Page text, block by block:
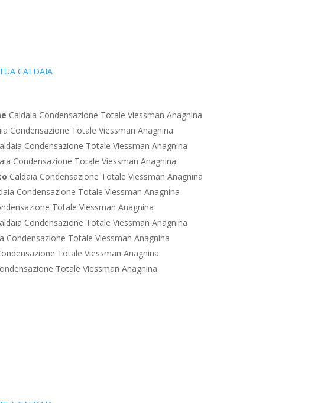
CALDAIA
Caldaia Condensazione Totale Viessman Anagnina
Condensazione Totale Viessman Anagnina
Condensazione Totale Viessman Anagnina
Condensazione Totale Viessman Anagnina
Caldaia Condensazione Totale Viessman Anagnina
Condensazione Totale Viessman Anagnina
Totale Viessman Anagnina
Condensazione Totale Viessman Anagnina
Condensazione Totale Viessman Anagnina
Totale Viessman Anagnina
Totale Viessman Anagnina